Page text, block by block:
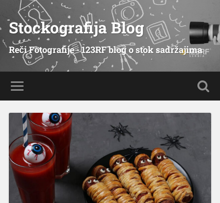
Stockografija Blog
Reči Fotografije - 123RF blog o stok sadržajima